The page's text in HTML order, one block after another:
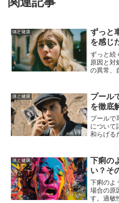
体と健康
ずっと
を感じ
ずっと続
原因と対
の異常、
し、専門
す。日常
す。
体と健康
プール
を徹底
プールで
について
和らげる
体と健康
下痢の
い？そ
下痢のよ
場合の原
す。過敏